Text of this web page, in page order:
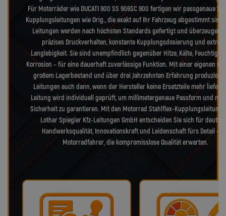
Für Motorräder wie DUCATI 900 SS 906SC 900 fertigen wir passgenaue
Kupplungsleitungen wie Orig., die exakt auf Ihr Fahrzeug abgestimmt sind.
Leitungen werden nach höchsten Standards gefertigt und überzeugen
präzises Druckverhalten, konstante Kupplungsdosierung und
Langlebigkeit. Sie sind unempfindlich gegenüber Hitze, Kälte,
Korrosion – für eine dauerhaft zuverlässige Funktion. Mit einer eigenen
großem Lagerbestand und über drei Jahrzehnten Erfahrung
Leitungen auch dann, wenn der Hersteller keine Ersatzteile mehr liefert.
Leitung wird individuell geprüft, um millimetergenaue Passform und
Sicherheit zu garantieren. Mit den Motorrad Stahlflex-
Lothar Spiegler Kfz-Leitungen GmbH entscheiden Sie sich für
Handwerksqualität, Innovationskraft und Leidenschaft fürs Detail –
Motorradfahrer, die kompromisslose Qualität erwarten.